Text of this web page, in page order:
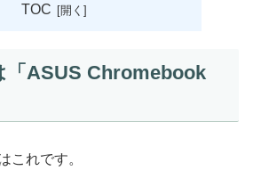
TOC
「ASUS Chromebook
これです。